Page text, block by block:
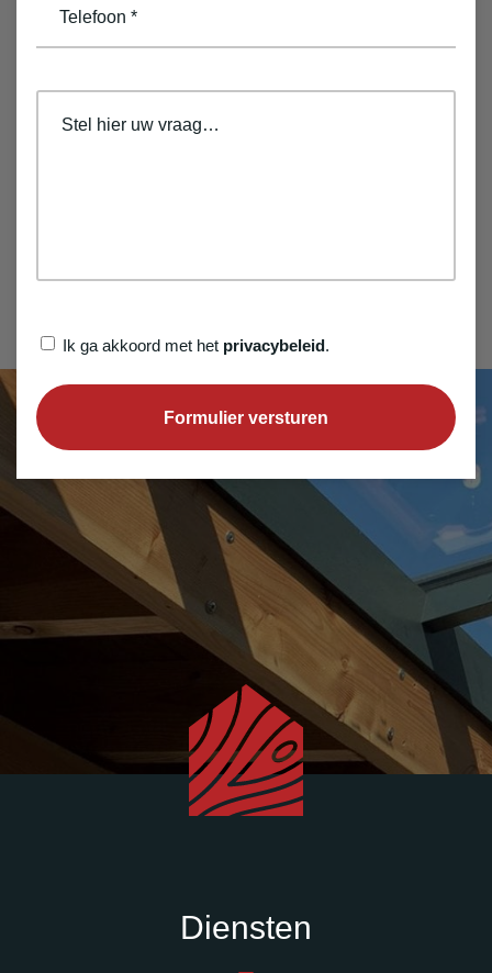
telefoon
(Vereist)
Privacybeleid
Ik ga akkoord met het privacybeleid.
Diensten